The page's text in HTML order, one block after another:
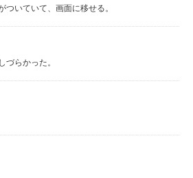
いていて、画面に移せる。
づらかった。